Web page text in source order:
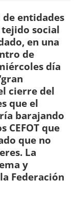
entidades
social
en una
de
día
cierre del
que el
barajando
CEFOT que
que no
La
y
Federación